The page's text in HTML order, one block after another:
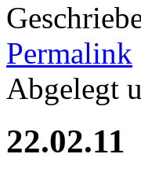
Permalink
Abgelegt
22.02.11